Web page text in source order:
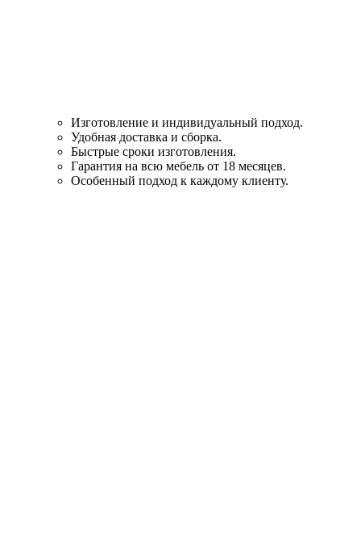
Изготовление и индивидуальный подход.
Удобная доставка и сборка.
Быстрые сроки изготовления.
Гарантия на всю мебель от 18 месяцев.
Особенный подход к каждому клиенту.